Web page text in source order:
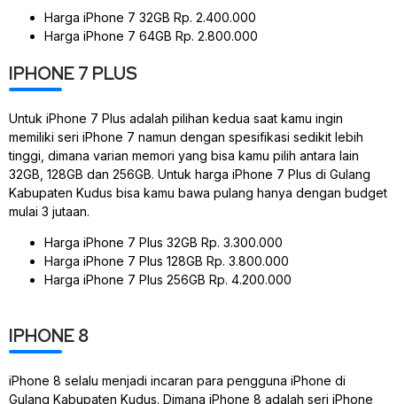
Harga iPhone 7 32GB Rp. 2.400.000
Harga iPhone 7 64GB Rp. 2.800.000
IPHONE 7 PLUS
Untuk iPhone 7 Plus adalah pilihan kedua saat kamu ingin
memiliki seri iPhone 7 namun dengan spesifikasi sedikit lebih
tinggi, dimana varian memori yang bisa kamu pilih antara lain
32GB, 128GB dan 256GB. Untuk harga iPhone 7 Plus di Gulang
Kabupaten Kudus bisa kamu bawa pulang hanya dengan budget
mulai 3 jutaan.
Harga iPhone 7 Plus 32GB Rp. 3.300.000
Harga iPhone 7 Plus 128GB Rp. 3.800.000
Harga iPhone 7 Plus 256GB Rp. 4.200.000
IPHONE 8
iPhone 8 selalu menjadi incaran para pengguna iPhone di
Gulang Kabupaten Kudus. Dimana iPhone 8 adalah seri iPhone